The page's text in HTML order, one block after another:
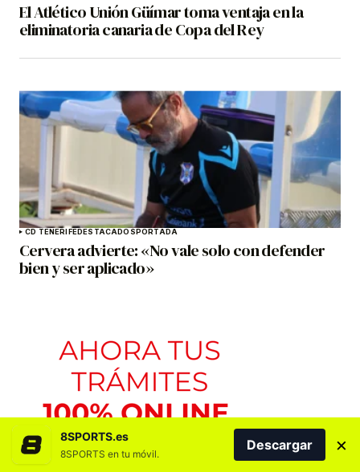
El Atlético Unión Güímar toma ventaja en la
eliminatoria canaria de Copa del Rey
CD TENERIFEDESTACADOSPORTADA
Cervera advierte: «No vale solo con defender
bien y ser aplicado»
8SPORTS.es
8SPORTS en tu móvil.
Descargar ×